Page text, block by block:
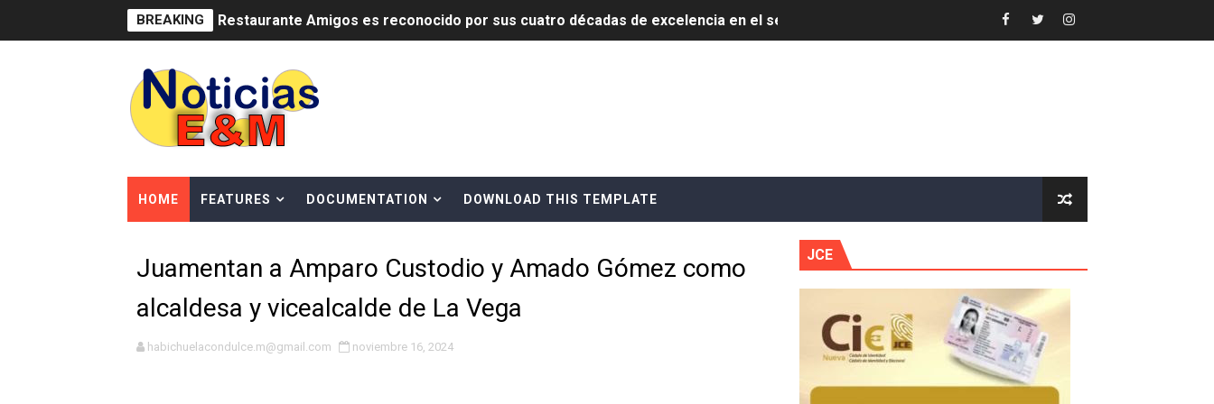
BREAKING Restaurante Amigos es reconocido por sus cuatro décadas de excelencia en el sector gastronómico
SNS y el SRSO actualizan Manual de Comunicación Interna y Externa para fortalecer gestión comunicacional en salud
Osiris de León responde a Roberto Tineo y a Yeisy por sus críticas destempladas sobre Presa de Guaiguí: "Es ignorancia supina"
DGPCF: 55 años sembrando desarrollo y fortaleciendo la frontera dominicana
Operativo interagencial frena delitos ambientales y recupera terrenos en zonas protegidas del país
-Propeep y Gestión Presidencial encabezan entrega compensación a comerciantes impactados por la obra vial, en cumplimiento de un
Ministerio de Defensa siembra esperanza y protege el agua mediante Jornada de Reforestación en Manabao
MICM y CECCOM retienen 213,355 galones de combustibles y 46 millones de mercancías en lo que va de año
HOME FEATURES DOCUMENTATION DOWNLOAD THIS TEMPLATE
Juamentan a Amparo Custodio y Amado Gómez como
alcaldesa y vicealcalde de La Vega
habichuelacondulce.m@gmail.com noviembre 16, 2024
JCE